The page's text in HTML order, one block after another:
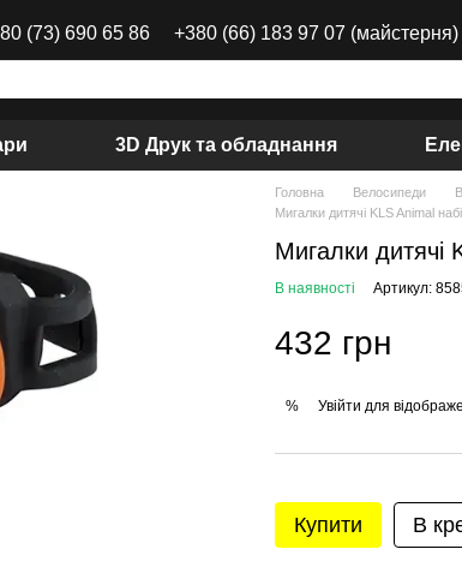
(73) 690 65 86 +380 (66) 183 97 07 (майстерня)
3D Друк та обладнання
Головна Велосипеди
Мигалки дитячі KLS Animal
Мигалки дитячі
В наявності Артикул:
432 грн
% Увійти для
Купити В